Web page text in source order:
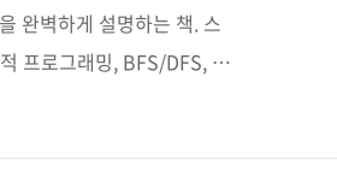
완벽하게 설명하는 책. 스
프로그래밍, BFS/DFS, 유
제에 어떻게 효율적으로